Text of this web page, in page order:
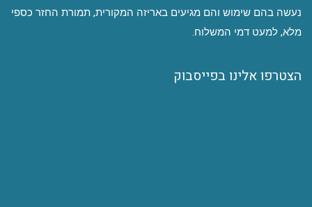
נעשה בהם שימוש והם מגיעים באריזה המקורית, תמורת החזר כספי
מלא, למעט דמי המשלוח.
הצטרפו אלינו בפייסבוק